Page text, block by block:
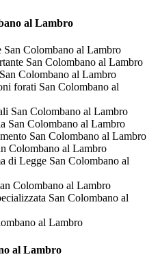
al Lambro
San Colombano al Lambro
San Colombano al Lambro
Colombano al Lambro
forati San Colombano al
San Colombano al Lambro
San Colombano al Lambro
San Colombano al Lambro
Colombano al Lambro
di Legge San Colombano al
Colombano al Lambro
San Colombano al
al Lambro
al Lambro